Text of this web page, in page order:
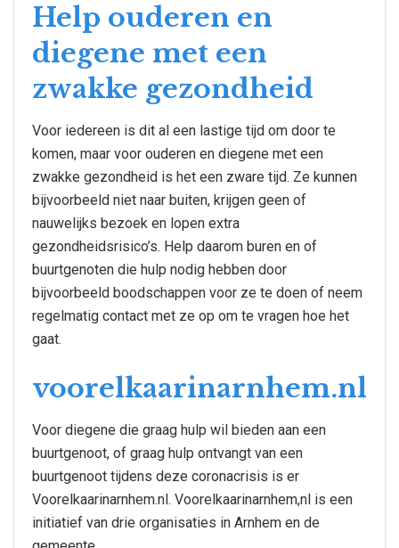
Help ouderen en
diegene met een
zwakke gezondheid
Voor iedereen is dit al een lastige tijd om door te
komen, maar voor ouderen en diegene met een
zwakke gezondheid is het een zware tijd. Ze kunnen
bijvoorbeeld niet naar buiten, krijgen geen of
nauwelijks bezoek en lopen extra
gezondheidsrisico’s. Help daarom buren en of
buurtgenoten die hulp nodig hebben door
bijvoorbeeld boodschappen voor ze te doen of neem
regelmatig contact met ze op om te vragen hoe het
gaat.
voorelkaarinarnhem.nl
Voor diegene die graag hulp wil bieden aan een
buurtgenoot, of graag hulp ontvangt van een
buurtgenoot tijdens deze coronacrisis is er
Voorelkaarinarnhem.nl. Voorelkaarinarnhem,nl is een
initiatief van drie organisaties in Arnhem en de